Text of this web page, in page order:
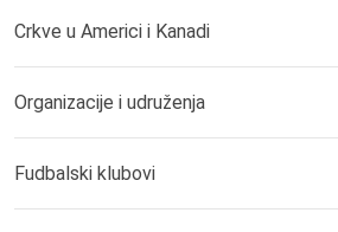
Crkve u Americi i Kanadi
Organizacije i udruženja
Fudbalski klubovi